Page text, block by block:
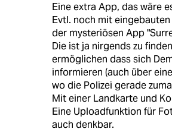
Eine extra App, das wäre
Evtl. noch mit
der mysteriösen App
Die ist ja nirgends zu
ermöglichen dass sich
informieren (auch über
wo die Polizei gerade
Mit einer Landkarte und
Eine Uploadfunktion für
auch denkbar.